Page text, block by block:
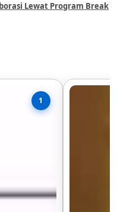
Lewat Program Break
1